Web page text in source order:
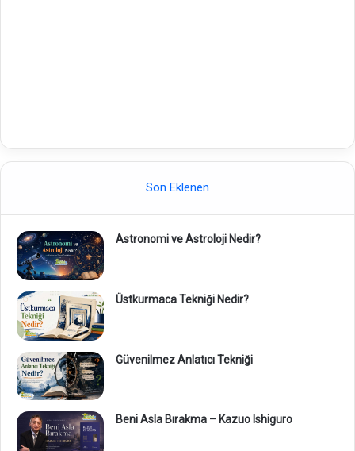
Son Eklenen
Astronomi ve Astroloji Nedir?
Üstkurmaca Tekniği Nedir?
Güvenilmez Anlatıcı Tekniği
Beni Asla Bırakma – Kazuo Ishiguro